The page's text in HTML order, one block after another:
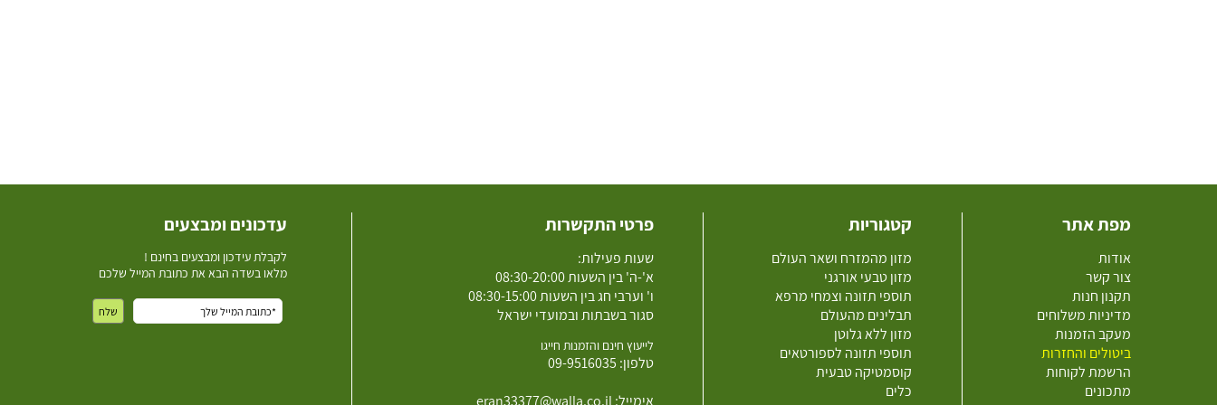
מפת אתר
אודות
צור קשר
תקנון חנות
מדיניות משלוחים
מעקב הזמנות
ביטולים והחזרות
הרשמת לקוחות
מתכונים
קטגוריות
מזון מהמזרח ושאר העולם
מזון טבעי אורגני
תוספי תזונה וצמחי מרפא
תבלינים מהעולם
מזון ללא גלוטן
תוספי תזונה לספורטאים
קוסמטיקה טבעית
כלים
פרטי התקשרות
שעות פעילות:
א'-ה' בין השעות 08:30-20:00
ו' וערבי חג בין השעות 08:30-15:00
סגור בשבתות ובמועדי ישראל
לייעוץ חינם והזמנות חייגו
טלפון: 09-9516035
אימייל: eran33377@walla.co.il
עדכונים ומבצעים
לקבלת עידכון ומבצעים בחינם !
מלאו בשדה הבא את כתובת המייל שלכם